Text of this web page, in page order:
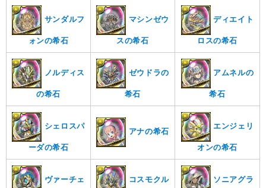
サンダルフ
ォンの希石
マシンゼウ
スの希石
ディエイト
ロスの希石
ノルディス
の希石
ゼウドラの
希石
アムネルの
希石
シェロスパ
ーダの希石
アナの希石
エンジェリ
オンの希石
ヴァーチェ コスモクル ソニアグラ